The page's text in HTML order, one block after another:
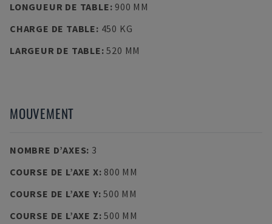
LONGUEUR DE TABLE: 900 MM
CHARGE DE TABLE: 450 KG
LARGEUR DE TABLE:520 MM
MOUVEMENT
NOMBRE D’AXES: 3
COURSE DE L’AXE X: 800 MM
COURSE DE L’AXE Y:500 MM
COURSE DE L’AXE Z:500 MM